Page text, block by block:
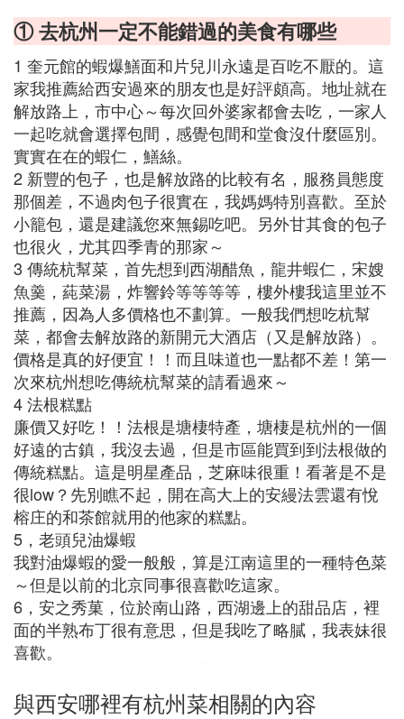
① 去杭州一定不能錯過的美食有哪些
1 奎元館的蝦爆鱔面和片兒川永遠是百吃不厭的。這
家我推薦給西安過來的朋友也是好評頗高。地址就在
解放路上，市中心～每次回外婆家都會去吃，一家人
一起吃就會選擇包間，感覺包間和堂食沒什麼區別。
實實在在的蝦仁，鱔絲。
2 新豐的包子，也是解放路的比較有名，服務員態度
那個差，不過肉包子很實在，我媽媽特別喜歡。至於
小籠包，還是建議您來無錫吃吧。另外甘其食的包子
也很火，尤其四季青的那家～
3 傳統杭幫菜，首先想到西湖醋魚，龍井蝦仁，宋嫂
魚羹，蒓菜湯，炸響鈴等等等等，樓外樓我這里並不
推薦，因為人多價格也不劃算。一般我們想吃杭幫
菜，都會去解放路的新開元大酒店（又是解放路）。
價格是真的好便宜！！而且味道也一點都不差！第一
次來杭州想吃傳統杭幫菜的請看過來～
4 法根糕點
廉價又好吃！！法根是塘棲特產，塘棲是杭州的一個
好遠的古鎮，我沒去過，但是市區能買到到法根做的
傳統糕點。這是明星產品，芝麻味很重！看著是不是
很low？先別瞧不起，開在高大上的安縵法雲還有悅
榕庄的和茶館就用的他家的糕點。
5，老頭兒油爆蝦
我對油爆蝦的愛一般般，算是江南這里的一種特色菜
～但是以前的北京同事很喜歡吃這家。
6，安之秀菓，位於南山路，西湖邊上的甜品店，裡
面的半熟布丁很有意思，但是我吃了略膩，我表妹很
喜歡。
與西安哪裡有杭州菜相關的內容